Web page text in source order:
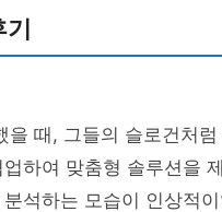
때, 그들의 슬로건처
하여 맞춤형 솔루션을
석하는 모습이 인상적